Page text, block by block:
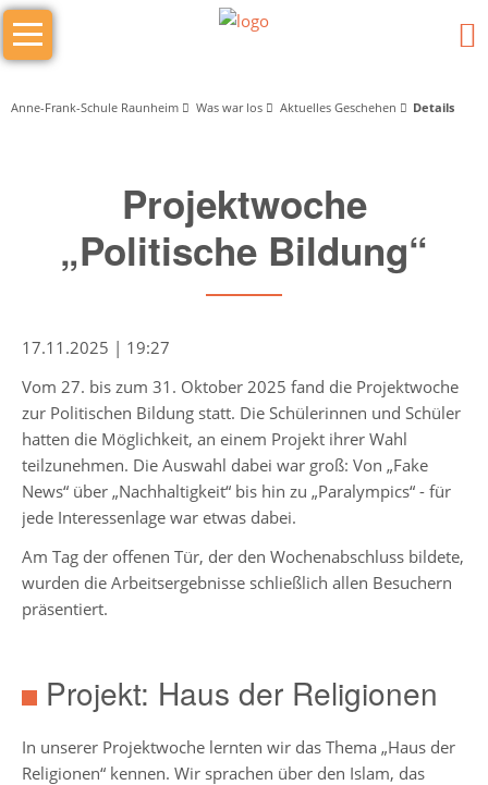
Navigation
überspringen
Das
sind
Schulleiter
Stufenleitung
Jg.
5-
6
Stufenleitung
Jg.
7-
Stufenleitung
Jg.
Anne-Frank-Schule Raunheim Was war los Aktuelles Geschehen Details
Projektwoche
„Politische Bildung“
17.11.2025 | 19:27
Vom 27. bis zum 31. Oktober 2025 fand die Projektwoche
zur Politischen Bildung statt. Die Schülerinnen und Schüler
hatten die Möglichkeit, an einem Projekt ihrer Wahl
teilzunehmen. Die Auswahl dabei war groß: Von „Fake
News“ über „Nachhaltigkeit“ bis hin zu „Paralympics“ - für
jede Interessenlage war etwas dabei.
Am Tag der offenen Tür, der den Wochenabschluss bildete,
wurden die Arbeitsergebnisse schließlich allen Besuchern
präsentiert.
Projekt: Haus der Religionen
In unserer Projektwoche lernten wir das Thema „Haus der
Religionen“ kennen. Wir sprachen über den Islam, das